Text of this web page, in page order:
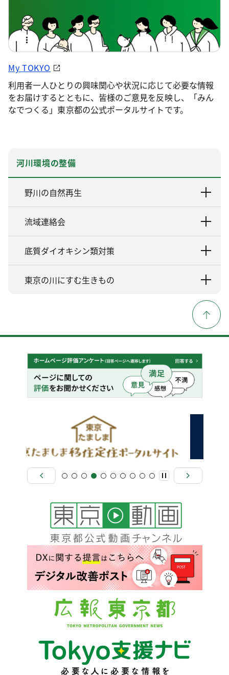
My TOKYO
利用者一人ひとりの興味関心や状況に応じて必要な情報
をお届けするとともに、皆様のご意見を反映し、「みん
なでつくる」東京都の公式ポータルサイトです。
河川環境の整備
野川の自然再生
流域連絡会
底質ダイオキシン類対策
東京の川にすむ生きもの